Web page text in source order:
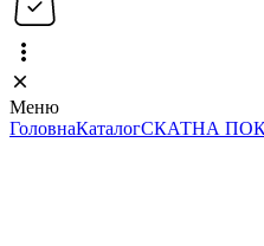
Меню
ГоловнаКаталогСКАТНА